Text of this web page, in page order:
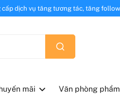
cấp dịch vụ tăng tương tác, tăng
mãi Văn phòng phẩm